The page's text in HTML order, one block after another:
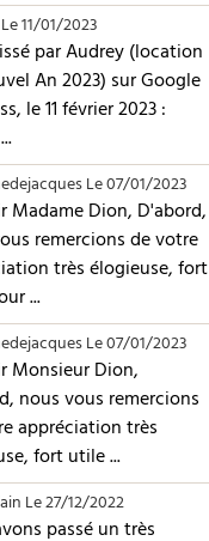
Le 11/01/2023
par Audrey (location
An 2023) sur Google
le 11 février 2023 :
Le 07/01/2023
Madame Dion, D'abord,
remercions de votre
très élogieuse, fort
...
Le 07/01/2023
Monsieur Dion,
nous vous remercions
appréciation très
fort utile ...
Le 27/12/2022
passé un très